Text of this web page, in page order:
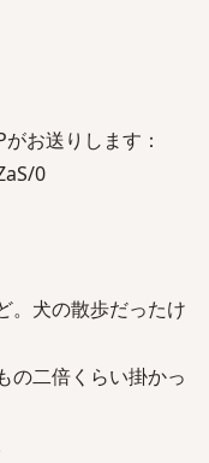
お送りします：
0
。犬の散歩だったけ
の二倍くらい掛かっ